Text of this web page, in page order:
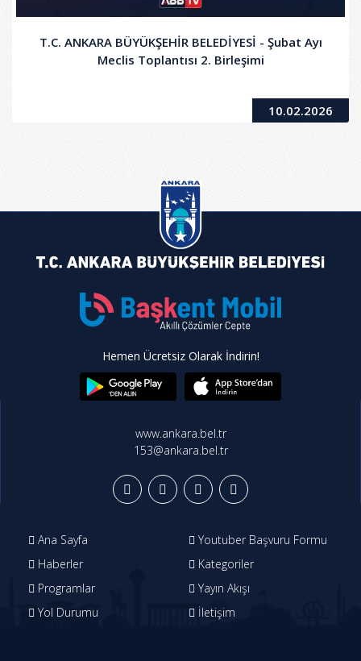
T.C. ANKARA BÜYÜKŞEHİR BELEDİYESİ - Şubat Ayı
Meclis Toplantısı 2. Birleşimi
10.02.2026
Hemen Ücretsiz Olarak İndirin!
www.ankara.bel.tr
153@ankara.bel.tr
Ana Sayfa
Youtuber Başvuru Formu
Haberler
Kategoriler
Programlar
Yayın Akışı
Yol Durumu
İletişim